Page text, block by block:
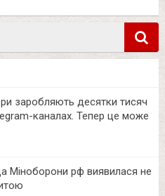
заробляють десятки тисяч
каналах. Тепер це може
Міноборони рф виявилася не